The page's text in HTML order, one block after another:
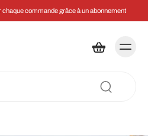
commande grâce à un abonnement